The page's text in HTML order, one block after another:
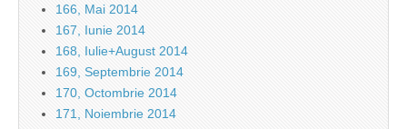
166, Mai 2014
167, Iunie 2014
168, Iulie+August 2014
169, Septembrie 2014
170, Octombrie 2014
171, Noiembrie 2014